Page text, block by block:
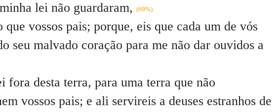
lei não guardaram, (69%)
vossos pais; porque, eis que cada um de vós
seu malvado coração para me não dar ouvidos a
fora desta terra, para uma terra que não
vossos pais; e ali servireis a deuses estranhos de